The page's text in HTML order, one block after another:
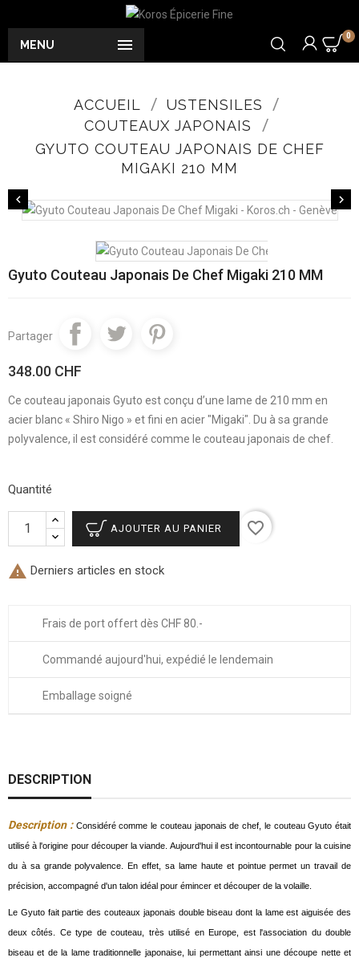

MENU
0
ACCUEIL
USTENSILES
COUTEAUX JAPONAIS
GYUTO COUTEAU JAPONAIS DE CHEF
MIGAKI 210 MM
 
Gyuto Couteau Japonais De Chef Migaki 210 MM
Partager
348.00 CHF
Ce couteau japonais Gyuto est conçu d’une lame de 210 mm en
acier blanc « Shiro Nigo » et fini en acier "Migaki". Du à sa grande
polyvalence, il est considéré comme le couteau japonais de chef.
Quantité
AJOUTER AU PANIER favorite_border
 Derniers articles en stock
Frais de port offert dès CHF 80.-
Commandé aujourd'hui, expédié le lendemain
Emballage soigné
DESCRIPTION
Description :Considéré comme le couteau japonais de chef, le couteau Gyuto était
utilisé à l'origine pour découper la viande. Aujourd'hui il est incontournable pour la cuisine
du à sa grande polyvalence. En effet, sa lame haute et pointue permet un travail de
précision, accompagné d'un talon idéal pour émincer et découper de la volaille.
Le Gyuto fait partie des couteaux japonais double biseau dont la lame est aiguisée des
deux côtés. Ce type de couteau, très utilisé en Europe, est l'association du double
biseau et de la lame traditionnelle japonaise, lui permettant ainsi une découpe nette et